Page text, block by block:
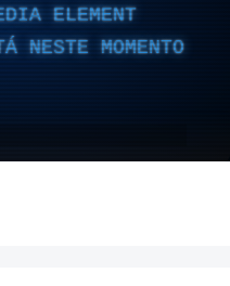
ELEMENT
NESTE MOMENTO